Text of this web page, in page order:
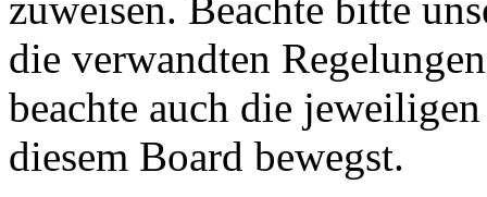
die verwandten
beachte auch die
diesem Board bewegst.